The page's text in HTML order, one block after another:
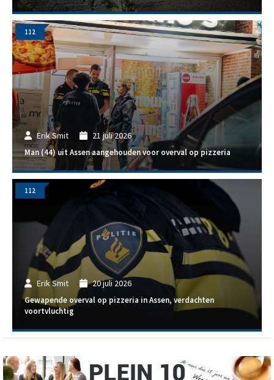
Erik Smit 21 juli 2026
Man (44) uit Assen aangehouden voor overval op pizzeria
112
Erik Smit 20 juli 2026
Gewapende overval op pizzeria in Assen, verdachten
voortvluchtig
112